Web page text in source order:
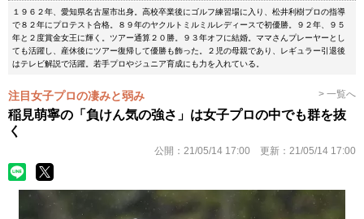
１９６２年、愛知県名古屋市出身。高校卒業後にゴルフ練習場に入り、松井利樹プロの指導
で８２年にプロテスト合格。８９年のヤクルトミルミルレディースで初優勝。９２年、９５
年と２度賞金女王に輝く。ツアー通算２０勝。９３年オフに結婚。ママさんプレーヤーとし
ても活躍し、産休後にツアー復帰して優勝も飾った。２児の母親であり、レギュラー引退後
はテレビ解説で活躍。若手プロやジュニア育成にも力を入れている。
注目女子プロの凄みと弱み > 一覧へ
稲見萌寧の「負けん気の強さ」は女子プロの中でも群を抜
く
公開： 21/05/14 17:00 更新： 21/05/14 17:00